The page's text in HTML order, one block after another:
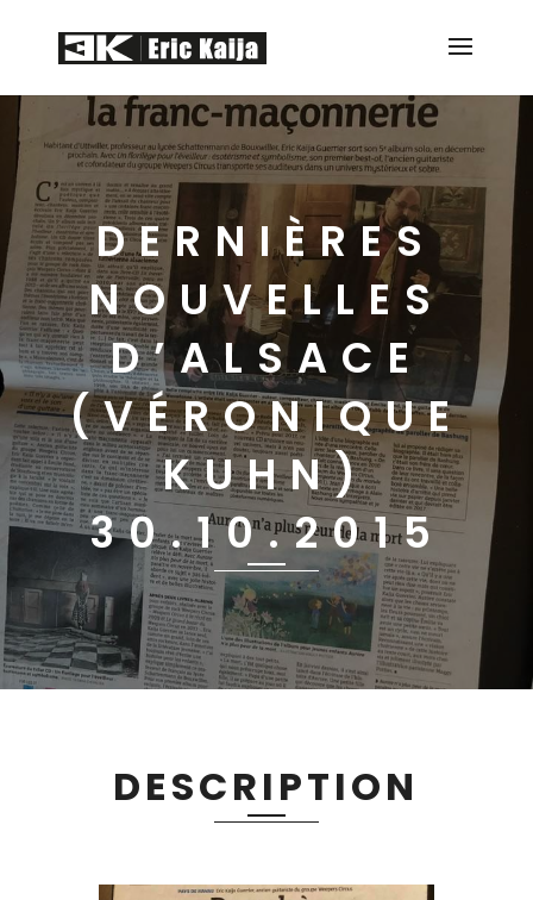
DERNIÈRES
NOUVELLES
D’ALSACE
(VÉRONIQUE
KUHN)
30.10.2015
DESCRIPTION